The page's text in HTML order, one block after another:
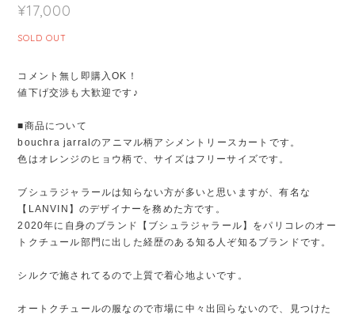
¥17,000
SOLD OUT
コメント無し即購入OK！
値下げ交渉も大歓迎です♪
■商品について
bouchra jarralのアニマル柄アシメントリースカートです。
色はオレンジのヒョウ柄で、サイズはフリーサイズです。
ブシュラジャラールは知らない方が多いと思いますが、有名な
【LANVIN】のデザイナーを務めた方です。
2020年に自身のブランド【ブシュラジャラール】をパリコレのオー
トクチュール部門に出した経歴のある知る人ぞ知るブランドです。
シルクで施されてるので上質で着心地よいです。
オートクチュールの服なので市場に中々出回らないので、見つけた